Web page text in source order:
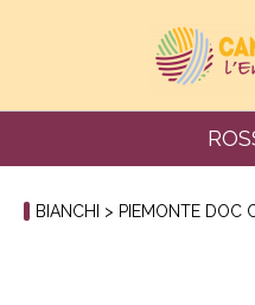
BIANCHI > PIEMONTE DOC